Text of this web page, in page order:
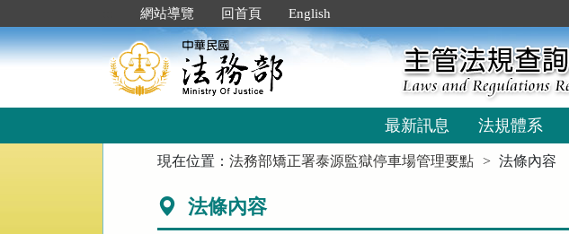
到
主
要
網站導覽 回首頁 English
最新訊息 法規體系
現在位置：法務部矯正署泰源監獄停車場管理要點 法條內容
法條內容